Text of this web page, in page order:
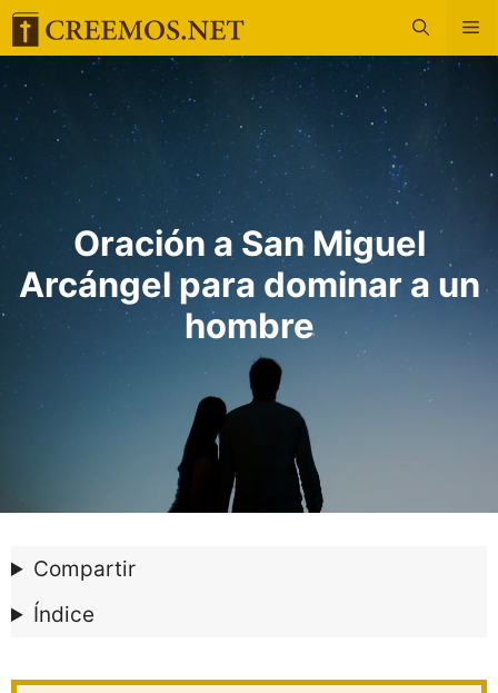
Saltar
al
contenido
Oración a San Miguel
Arcángel para dominar a un
hombre
Compartir
Índice